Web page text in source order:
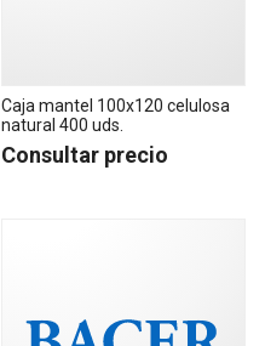
Caja mantel 100x120 celulosa
natural 400 uds.
Consultar precio